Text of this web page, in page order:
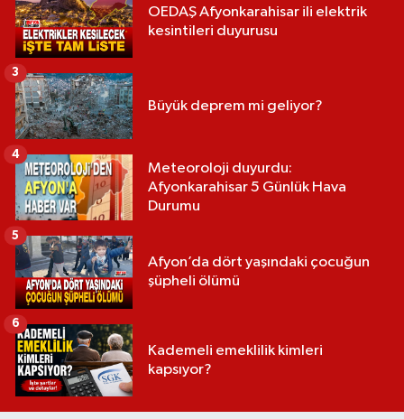
OEDAŞ Afyonkarahisar ili elektrik
kesintileri duyurusu
Büyük deprem mi geliyor?
3
Meteoroloji duyurdu:
Afyonkarahisar 5 Günlük Hava
Durumu
4
Afyon’da dört yaşındaki çocuğun
şüpheli ölümü
5
Kademeli emeklilik kimleri
kapsıyor?
6